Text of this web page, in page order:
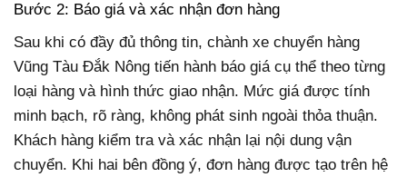
Bước 2: Báo giá và xác nhận đơn hàng
Sau khi có đầy đủ thông tin, chành xe chuyển hàng
Vũng Tàu Đắk Nông tiến hành báo giá cụ thể theo từng
loại hàng và hình thức giao nhận. Mức giá được tính
minh bạch, rõ ràng, không phát sinh ngoài thỏa thuận.
Khách hàng kiểm tra và xác nhận lại nội dung vận
chuyển. Khi hai bên đồng ý, đơn hàng được tạo trên hệ